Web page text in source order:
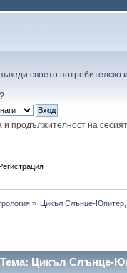
своето потребителско
?
и продължителност на
» Цикъл Слънце-
Тема: Цикъл Слънце-